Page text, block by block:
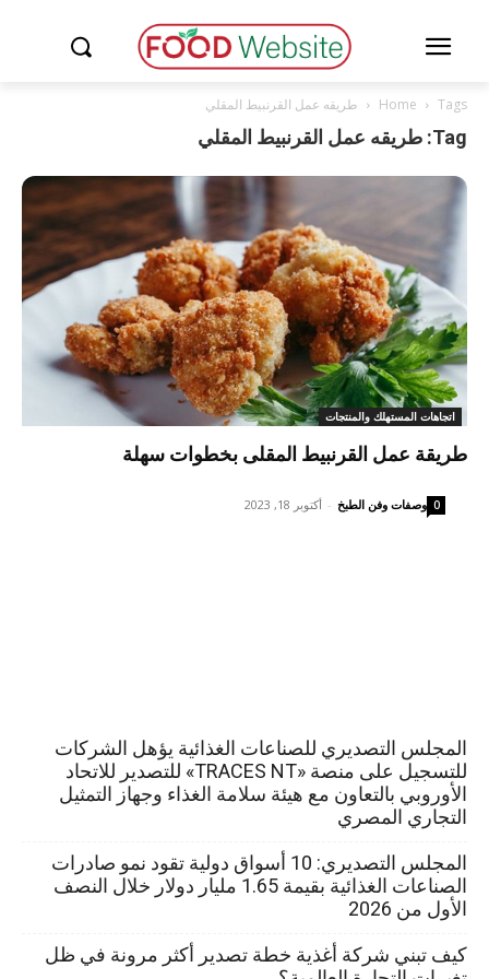
Home Tags طريقه عمل القرنبيط المقلي
Tag: طريقه عمل القرنبيط المقلي
اتجاهات المستهلك والمنتجات
طريقة عمل القرنبيط المقلى بخطوات سهلة
وصفات وفن الطبخ - أكتوبر 18, 2023 0
المجلس التصديري للصناعات الغذائية يؤهل الشركات
للتسجيل على منصة «TRACES NT» للتصدير للاتحاد
الأوروبي بالتعاون مع هيئة سلامة الغذاء وجهاز التمثيل
التجاري المصري
المجلس التصديري: 10 أسواق دولية تقود نمو صادرات
الصناعات الغذائية بقيمة 1.65 مليار دولار خلال النصف
الأول من 2026
كيف تبني شركة أغذية خطة تصدير أكثر مرونة في ظل